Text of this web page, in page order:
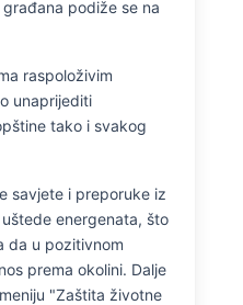
podiže se na
raspoloživim
unaprijediti
tako i svakog
savjete i preporuke iz
energenata, što
da u pozitivnom
prema okolini. Dalje
"Zaštita životne